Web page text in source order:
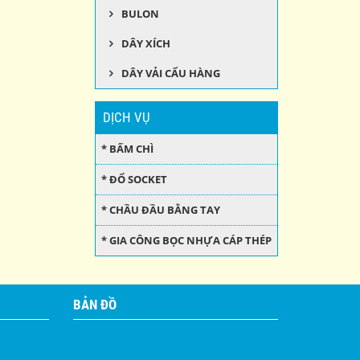
BULON
DÂY XÍCH
DÂY VẢI CẨU HÀNG
DỊCH VỤ
* BẤM CHÌ
* ĐỔ SOCKET
* CHẦU ĐẦU BẰNG TAY
* GIA CÔNG BỌC NHỰA CÁP THÉP
BẢN ĐỒ